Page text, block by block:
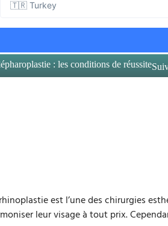
: les conditions de réussite
est l’une des chirurgies
leur visage à tout prix.